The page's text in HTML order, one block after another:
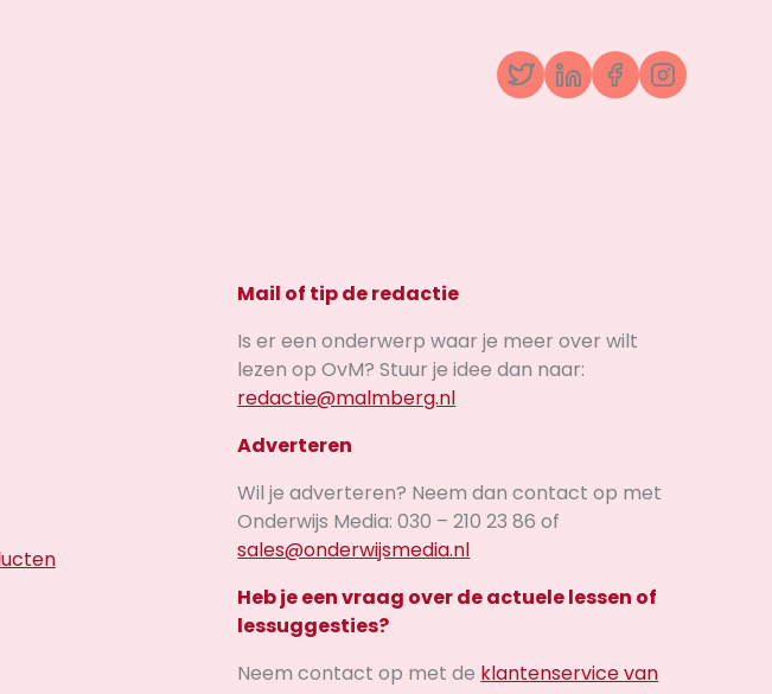
TwitterLinkedInFacebook
Mail of tip de redactie
Is er een onderwerp waar je meer over wilt
lezen op OvM? Stuur je idee dan naar:
redactie@malmberg.nl
Adverteren
Wil je adverteren? Neem dan contact op met
Onderwijs Media: 030 – 210 23 86 of
sales@onderwijsmedia.nl
Heb je een vraag over de actuele lessen of
lessuggesties?
Neem contact op met de klantenservice van